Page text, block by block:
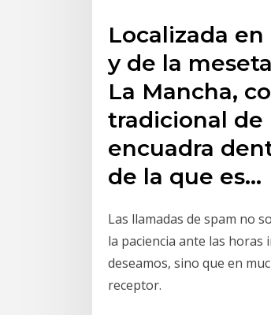
Localizada
y de la
La Mancha,
tradicional de
encuadra
de la que es…
Las llamadas de spam no
la paciencia ante las
deseamos, sino que en
receptor.